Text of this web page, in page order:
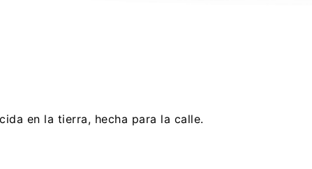
en la tierra, hecha para la calle.